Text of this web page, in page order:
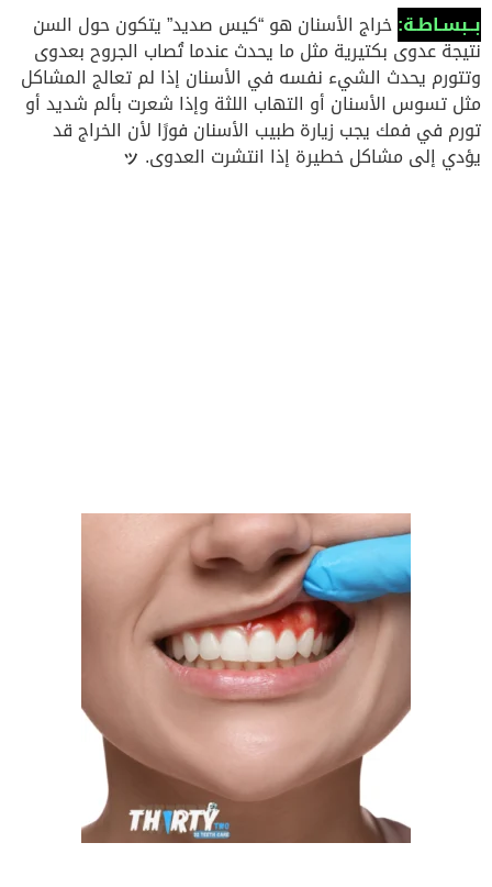
بــبسـاطـة:خراج الأسنان هو “كيس صديد” يتكون حول السن
نتيجة عدوى بكتيرية مثل ما يحدث عندما تُصاب الجروح بعدوى
وتتورم يحدث الشيء نفسه في الأسنان إذا لم تعالج المشاكل
مثل تسوس الأسنان أو التهاب اللثة وإذا شعرت بألم شديد أو
تورم في فمك يجب زيارة طبيب الأسنان فورًا لأن الخراج قد
يؤدي إلى مشاكل خطيرة إذا انتشرت العدوى. ッ